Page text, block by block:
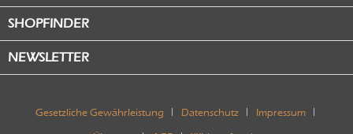
SHOPFINDER
NEWSLETTER
Gesetzliche Gewährleistung Datenschutz Impressum